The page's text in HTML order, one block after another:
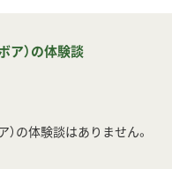
ア）の体験談
）の体験談はありません。